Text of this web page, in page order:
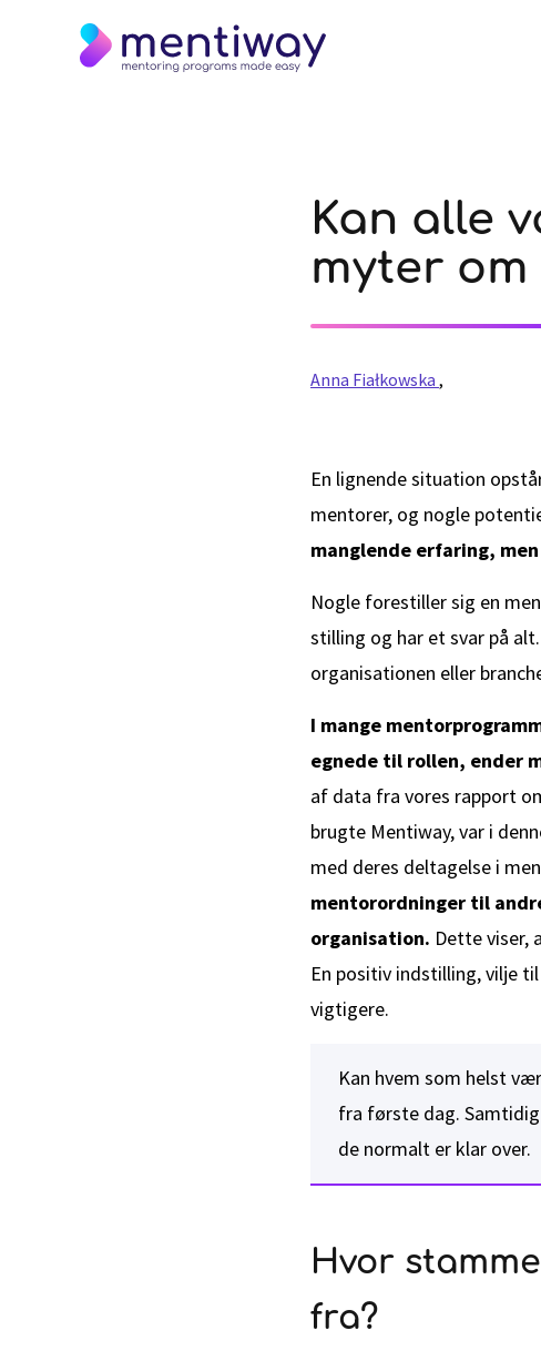
Kan alle
myter
Anna Fiałkowska ,
En lignende situation
mentorer, og nogle
manglende erfaring,
Nogle forestiller sig en
stilling og har et svar på
organisationen eller
I mange
egnede til rollen, ender
af data fra vores rapport
brugte Mentiway, var i
med deres deltagelse i
mentorordninger til
organisation. Dette viser,
En positiv indstilling, vilje
vigtigere.
Kan hvem som helst
fra første dag.
de normalt er klar over.
Hvor
fra?